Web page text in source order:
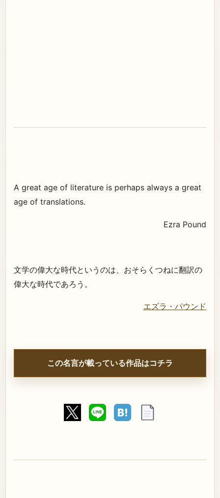
A great age of literature is perhaps always a great
age of translations.
Ezra Pound
文学の偉大な時代というのは、おそらくつねに翻訳の
偉大な時代であろう。
エズラ・パウンド
この名言が載っている作品はコチラ